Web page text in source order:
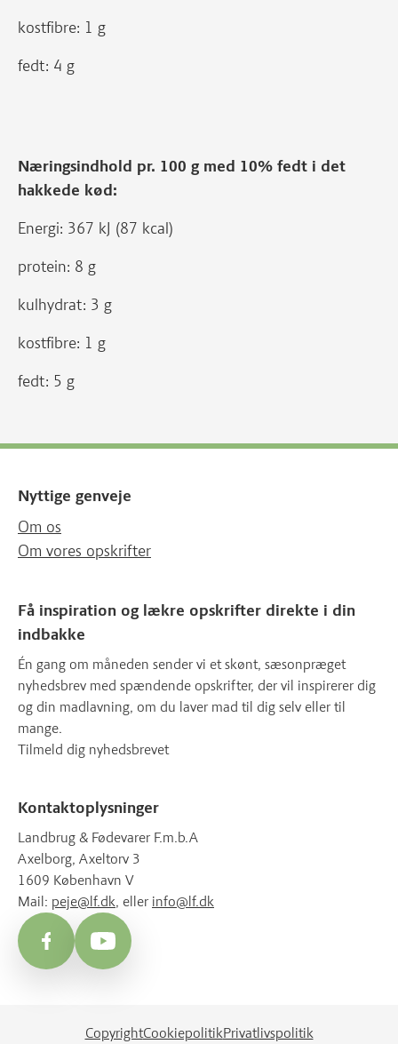
kostfibre: 1 g
fedt: 4 g
Næringsindhold pr. 100 g med 10% fedt i det
hakkede kød:
Energi: 367 kJ (87 kcal)
protein: 8 g
kulhydrat: 3 g
kostfibre: 1 g
fedt: 5 g
Nyttige genveje
Om os
Om vores opskrifter
Få inspiration og lækre opskrifter direkte i din
indbakke
Én gang om måneden sender vi et skønt, sæsonpræget
nyhedsbrev med spændende opskrifter, der vil inspirerer dig
og din madlavning, om du laver mad til dig selv eller til
mange.
Tilmeld dig nyhedsbrevet
Kontaktoplysninger
Landbrug & Fødevarer F.m.b.A
Axelborg, Axeltorv 3
1609 København V
Mail: peje@lf.dk, eller info@lf.dk
FacebookYouTube
CopyrightCookiepolitikPrivatlivspolitik